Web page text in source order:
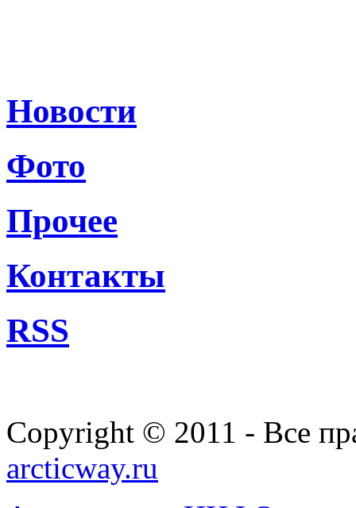
Новости
Фото
Прочее
Контакты
RSS
Copyright © 2011 - Все
arcticway.ru